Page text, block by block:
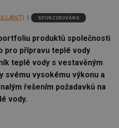
SPONZOROVÁNO
produktů společnosti
pro přípravu teplé vody
teplé vody s vestavěným
svému vysokému výkonu a
řešením požadavků na
vody.